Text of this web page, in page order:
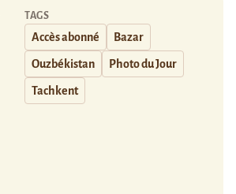
TAGS
Accès abonné Bazar
Ouzbékistan Photo du Jour
Tachkent